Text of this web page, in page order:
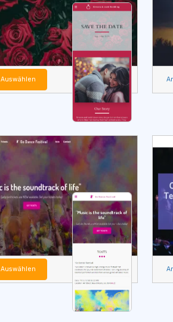
Auswählen
Auswählen